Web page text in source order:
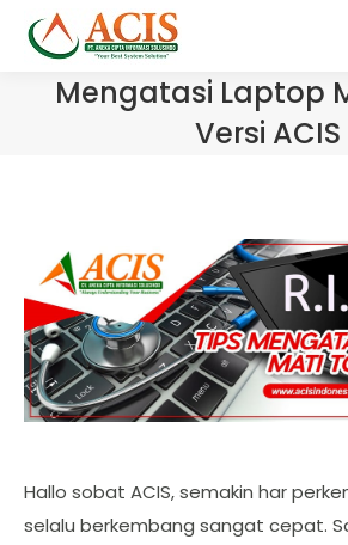
Mengatasi Laptop
Versi ACIS
Hallo sobat ACIS, semakin har
selalu berkembang sangat cepat.